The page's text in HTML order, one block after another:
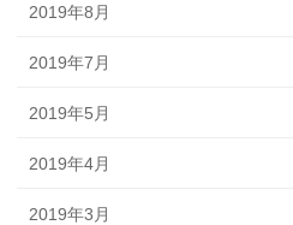
2019年8月
2019年7月
2019年5月
2019年4月
2019年3月